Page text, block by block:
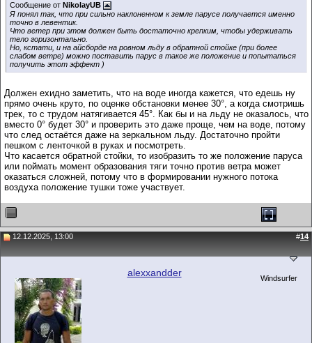
Сообщение от NikolayUB
Я понял так, что при сильно наклоненном к земле парусе получается именно
точно в левентик.
Что ветер при этом должен быть достаточно крепким, чтобы удерживать
тело горизонтально.
Но, кстати, и на айсборде на ровном льду в обратной стойке (при более
слабом ветре) можно поставить парус в такое же положение и попытаться
получить этот эффект )
Должен ехидно заметить, что на воде иногда кажется, что едешь ну
прямо очень круто, по оценке обстановки менее 30°, а когда смотришь
трек, то с трудом натягивается 45°. Как бы и на льду не оказалось, что
вместо 0° будет 30° и проверить это даже проще, чем на воде, потому
что след остаётся даже на зеркальном льду. Достаточно пройти
пешком с ленточкой в руках и посмотреть.
Что касается обратной стойки, то изобразить то же положение паруса
или поймать момент образования тяги точно против ветра может
оказаться сложней, потому что в формировании нужного потока
воздуха положение тушки тоже участвует.
12.12.2025, 13:00 #14
alexxandder Windsurfer